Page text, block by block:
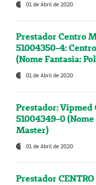
01 de Abril de 2020
Prestador Centro
51004350-4:
(Nome Fantasia:
01 de Abril de 2020
Prestador:
51004349-0
Master)
01 de Abril de 2020
Prestador